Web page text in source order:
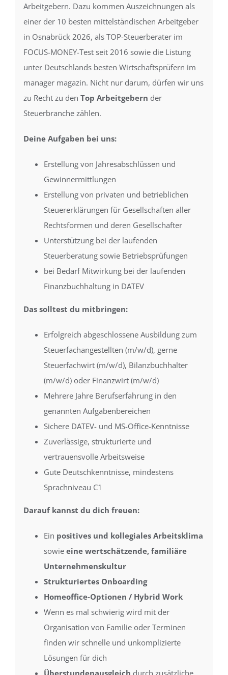
Arbeitgebern. Dazu kommen Auszeichnungen als
einer der 10 besten mittelständischen Arbeitgeber
in Osnabrück 2026, als TOP-Steuerberater im
FOCUS-MONEY-Test seit 2016 sowie die Listung
unter Deutschlands besten Wirtschaftsprüfern im
manager magazin. Nicht nur darum, dürfen wir uns
zu Recht zu den Top Arbeitgebern der
Steuerbranche zählen.
Deine Aufgaben bei uns:
Erstellung von Jahresabschlüssen und
Gewinnermittlungen
Erstellung von privaten und betrieblichen
Steuererklärungen für Gesellschaften aller
Rechtsformen und deren Gesellschafter
Unterstützung bei der laufenden
Steuerberatung sowie Betriebsprüfungen
bei Bedarf Mitwirkung bei der laufenden
Finanzbuchhaltung in DATEV
Das solltest du mitbringen:
Erfolgreich abgeschlossene Ausbildung zum
Steuerfachangestellten (m/w/d), gerne
Steuerfachwirt (m/w/d), Bilanzbuchhalter
(m/w/d) oder Finanzwirt (m/w/d)
Mehrere Jahre Berufserfahrung in den
genannten Aufgabenbereichen
Sichere DATEV- und MS-Office-Kenntnisse
Zuverlässige, strukturierte und
vertrauensvolle Arbeitsweise
Gute Deutschkenntnisse, mindestens
Sprachniveau C1
Darauf kannst du dich freuen:
Ein positives und kollegiales Arbeitsklima
sowie eine wertschätzende, familiäre
Unternehmenskultur
Strukturiertes Onboarding
Homeoffice-Optionen / Hybrid Work
Wenn es mal schwierig wird mit der
Organisation von Familie oder Terminen
finden wir schnelle und unkomplizierte
Lösungen für dich
Überstundenausgleich durch zusätzliche